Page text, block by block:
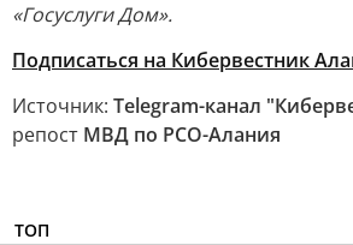
«Госуслуги Дом».
Подписаться на Кибервестник
Источник: Telegram-канал
репост МВД по РСО-Алания
ТОП